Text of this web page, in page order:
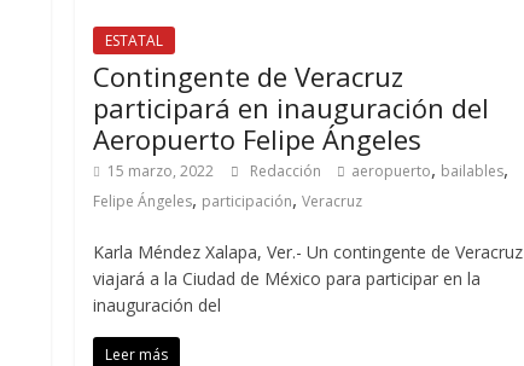
ESTATAL
Contingente de Veracruz
participará en inauguración del
Aeropuerto Felipe Ángeles
15 marzo, 2022 Redacción aeropuerto, bailables,
Felipe Ángeles, participación,Veracruz
Karla Méndez Xalapa, Ver.- Un contingente de Veracruz
viajará a la Ciudad de México para participar en la
inauguración del
Leer más